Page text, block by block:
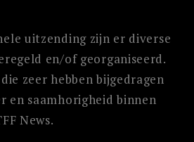
ZOEKEN
uitzending zijn er diverse
en/of georganiseerd.
zeer hebben bijgedragen
en saamhorigheid binnen
News.